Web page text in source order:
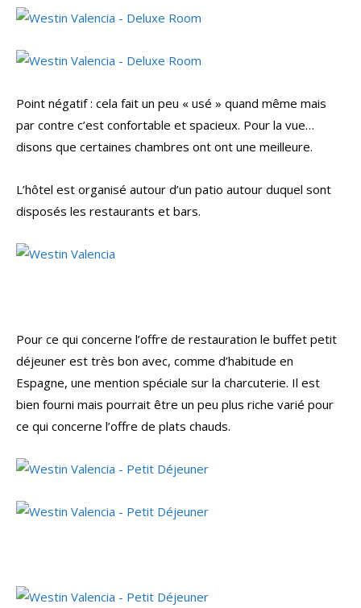
Point négatif : cela fait un peu « usé » quand même mais
par contre c’est confortable et spacieux. Pour la vue…
disons que certaines chambres ont ont une meilleure.
L’hôtel est organisé autour d’un patio autour duquel sont
disposés les restaurants et bars.
Pour ce qui concerne l’offre de restauration le buffet petit
déjeuner est très bon avec, comme d’habitude en
Espagne, une mention spéciale sur la charcuterie. Il est
bien fourni mais pourrait être un peu plus riche varié pour
ce qui concerne l’offre de plats chauds.